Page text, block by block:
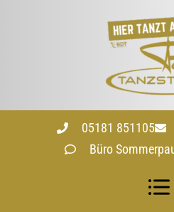
05181 851105
Büro